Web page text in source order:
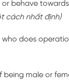
or behave
cách nhất định)
does
being male or